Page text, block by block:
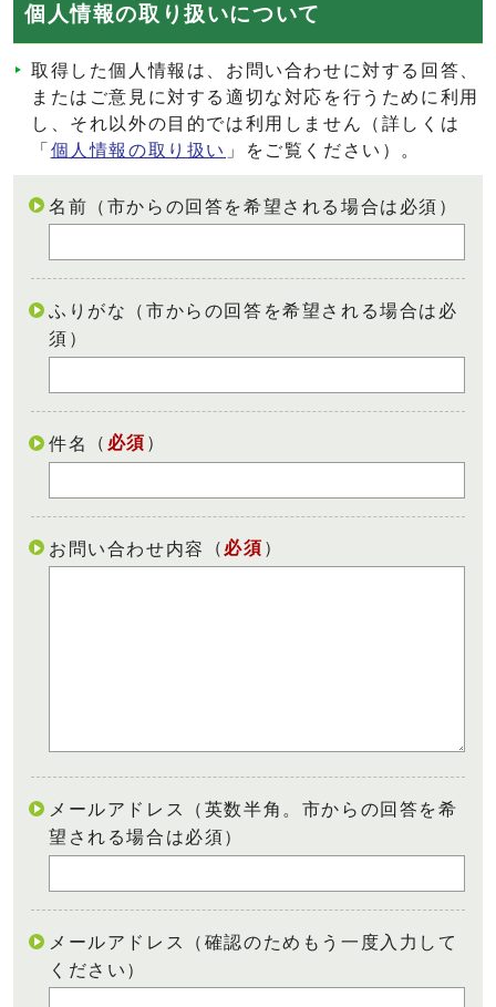
個人情報の取り扱いについて
取得した個人情報は、お問い合わせに対する回答、
またはご意見に対する適切な対応を行うために利用
し、それ以外の目的では利用しません（詳しくは
「 個人情報の取り扱い 」をご覧ください）。
名前（市からの回答を希望される場合は必須）
ふりがな（市からの回答を希望される場合は必
須）
件名 （ 必須 ）
お問い合わせ内容 （ 必須 ）
メールアドレス（英数半角。市からの回答を希
望される場合は必須）
メールアドレス（確認のためもう一度入力して
ください）